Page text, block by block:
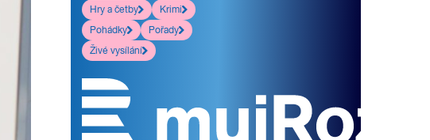
Hry a četby
Krimi
Pohádky
Pořady
Živé vysílání